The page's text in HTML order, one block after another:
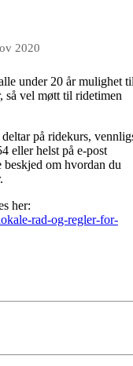
2020
under 20 år mulighet
så vel møtt til ridetimen
på ridekurs,
eller helst på e-post
om hvordan du
her:
rad-og-regler-for-